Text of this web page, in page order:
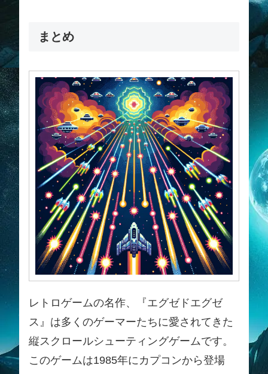
まとめ
レトロゲームの名作、『エグゼドエグゼ
ス』は多くのゲーマーたちに愛されてきた
縦スクロールシューティングゲームです。
このゲームは1985年にカプコンから登場